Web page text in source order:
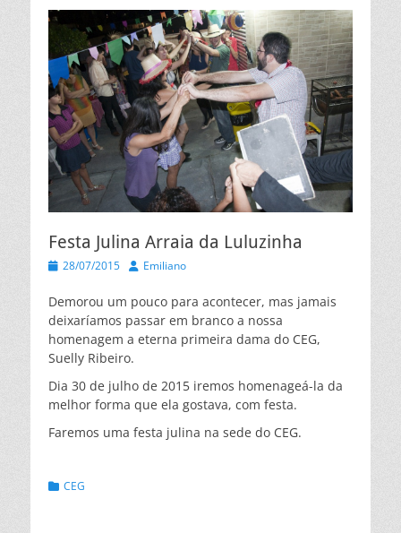
Festa Julina Arraia da Luluzinha
Posted
28/07/2015 AutorEmiliano
Demorou um pouco para acontecer, mas jamais
deixaríamos passar em branco a nossa
homenagem a eterna primeira dama do CEG,
Suelly Ribeiro.
Dia 30 de julho de 2015 iremos homenageá-la da
melhor forma que ela gostava, com festa.
Faremos uma festa julina na sede do CEG.
Categorias:
CEG